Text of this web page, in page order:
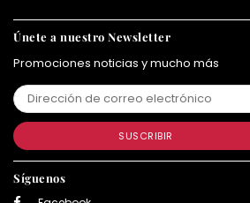
Únete a nuestro Newsletter
Promociones noticias y mucho más
SUSCRIBIR
Síguenos